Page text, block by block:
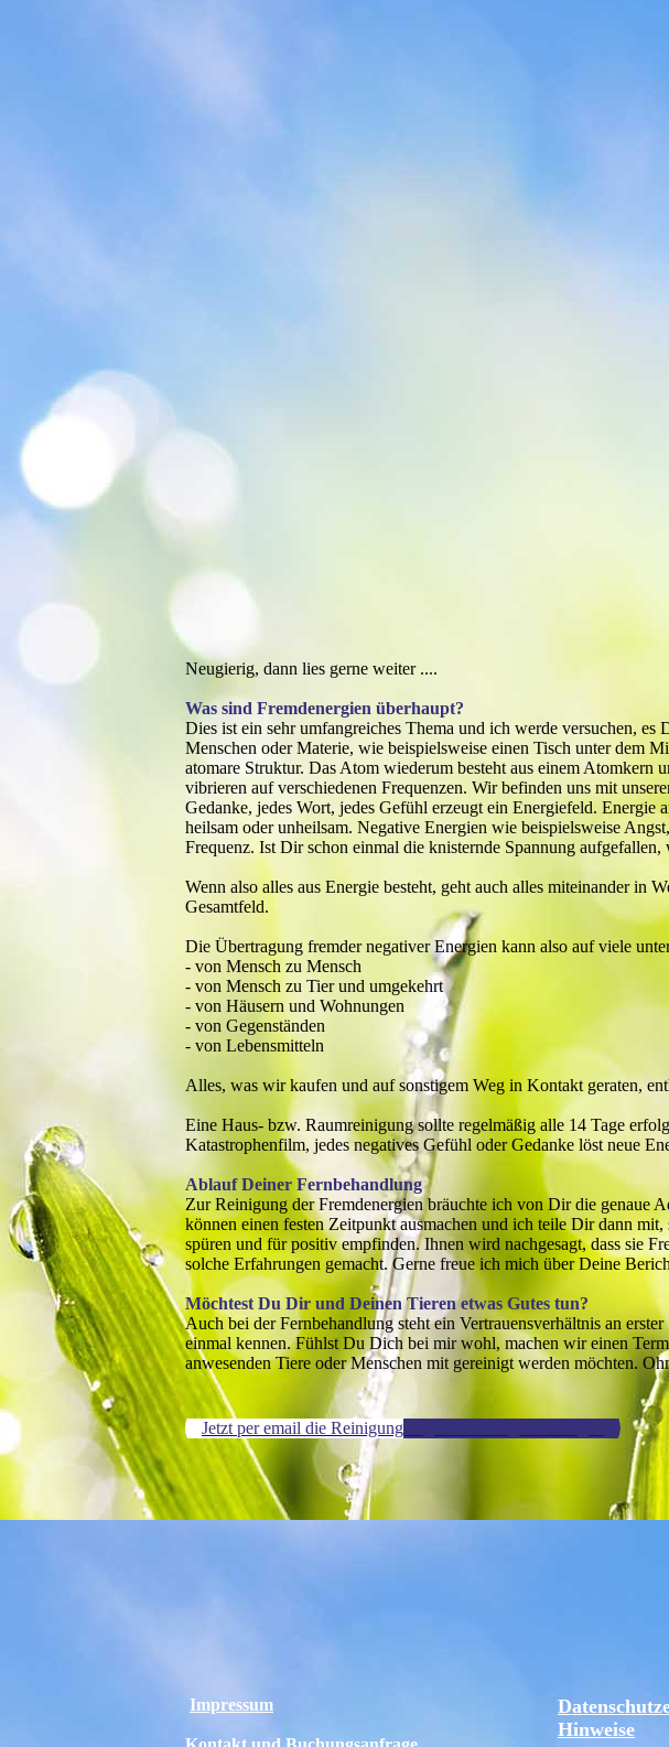
Neugierig, dann lies gerne weiter ....
Was sind Fremdenergien überhaupt?
Dies ist ein sehr umfangreiches Thema und ich werde versuchen,
Menschen oder Materie, wie beispielsweise einen Tisch unter dem
atomare Struktur. Das Atom wiederum besteht aus einem Atomkern
vibrieren auf verschiedenen Frequenzen. Wir befinden uns mit
Gedanke, jedes Wort, jedes Gefühl erzeugt ein Energiefeld. Energie
heilsam oder unheilsam. Negative Energien wie beispielsweise
Frequenz. Ist Dir schon einmal die knisternde Spannung
Wenn also alles aus Energie besteht, geht auch alles miteinander in
Gesamtfeld.
Die Übertragung fremder negativer Energien kann also auf viele
- von Mensch zu Mensch
- von Mensch zu Tier und umgekehrt
- von Häusern und Wohnungen
- von Gegenständen
- von Lebensmitteln
Alles, was wir kaufen und auf sonstigem Weg in Kontakt geraten,
Eine Haus- bzw. Raumreinigung sollte regelmäßig alle 14 Tage
Katastrophenfilm, jedes negatives Gefühl oder Gedanke löst neue
Ablauf Deiner Fernbehandlung
Zur Reinigung der Fremdenergien bräuchte ich von Dir die genaue
können einen festen Zeitpunkt ausmachen und ich teile Dir dann
spüren und für positiv empfinden. Ihnen wird nachgesagt, dass sie
solche Erfahrungen gemacht. Gerne freue ich mich über Deine
Möchtest Du Dir und Deinen Tieren etwas Gutes tun?
Auch bei der Fernbehandlung steht ein Vertrauensverhältnis an
einmal kennen. Fühlst Du Dich bei mir wohl, machen wir einen
anwesenden Tiere oder Menschen mit gereinigt werden möchten.
Jetzt per email die Reinigung negativer Energien anfragen
Impressum
Hinweise